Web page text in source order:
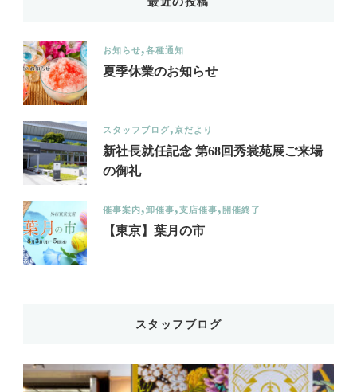
お知らせ 各種通知
夏季休業のお知らせ
スタッフブログ 京だより
新社長就任記念 第68回秀裳苑展ご来場
の御礼
催事案内 卸催事 支店催事 開催終了
【東京】葉月の市
スタッフブログ